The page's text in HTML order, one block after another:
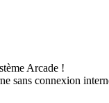
Arcade !
sans connexion